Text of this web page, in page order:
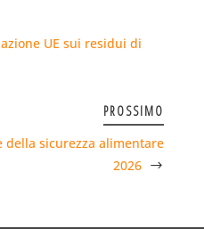
UE sui residui di
PROSSIMO
della sicurezza alimentare
2026